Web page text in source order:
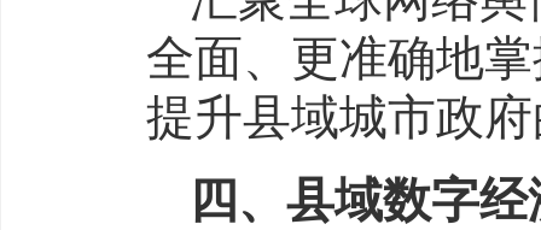
全面、更准确地
提升县域城市政
四、县域数字